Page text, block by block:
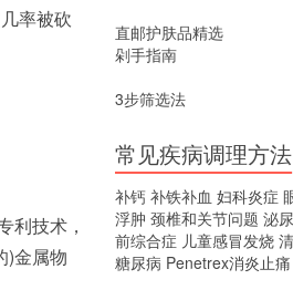
率被砍
利技术，
)金属物
直邮护肤品精选
剁手指南
3步筛选法
常见疾病调理方法
补钙 补铁补血 妇科炎症
浮肿 颈椎和关节问题 泌
前综合症 儿童感冒发烧
糖尿病 Penetrex消炎止痛